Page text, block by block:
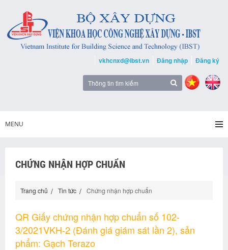
vkhcnxd@ibst.vn Đăng nhập Đăng ký
MENU
CHỨNG NHẬN HỢP CHUẨN
Trang chủ Tin tức Chứng nhận hợp chuẩn
QR Giấy chứng nhận hợp chuẩn số 102-
3/2021VKH-2 (Đánh giá giám sát lần 2), sản
phẩm: Gạch Terazo